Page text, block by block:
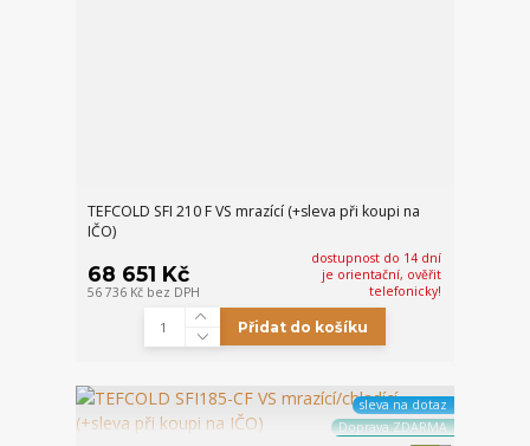
TEFCOLD SFI 210 F VS mrazící (+sleva při koupi na
IČO)
68 651 Kč
56 736 Kč bez DPH
dostupnost do 14 dní
je orientační, ověřit
telefonicky!
Přidat do košíku
sleva na dotaz
Doprava ZDARMA